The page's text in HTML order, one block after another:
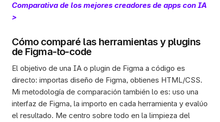
Comparativa de los mejores creadores de apps con IA
>
Cómo comparé las herramientas y plugins
de Figma-to-code
El objetivo de una IA o plugin de Figma a código es
directo: importas diseño de Figma, obtienes HTML/CSS.
Mi metodología de comparación también lo es: uso una
interfaz de Figma, la importo en cada herramienta y evalúo
el resultado. Me centro sobre todo en la limpieza del